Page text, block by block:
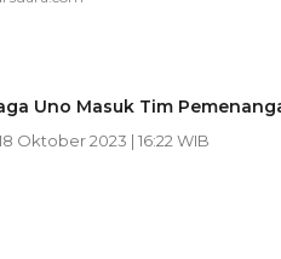
Uno Masuk Tim
Oktober 2023 | 16:22 WIB